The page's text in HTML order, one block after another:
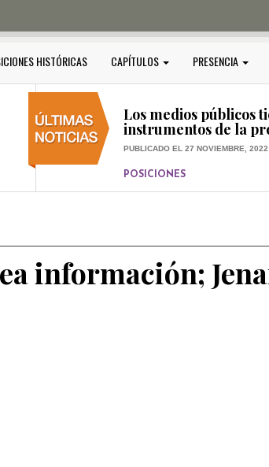
HISTÓRICAS CAPÍTULOS PRESENCIA
PUBLICADO EL 17 DICIEMBRE, 2022
Los medios públicos
instrumentos de la
PUBLICADO EL 27 NOVIEMBRE, 2022
POSICIONES
Consejos
información;